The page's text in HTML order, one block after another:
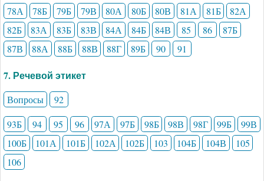
78А 78Б 79Б 79В 80А 80Б 80В 81А 81Б
82А
82Б
83А 83Б 83В 84А 84Б 84В 85 86
87Б
87В
88А 88Б 88В 88Г 89Б 90 91
7. Речевой этикет
Вопросы
92
93Б
94 95 96 97А 97Б 98Б 98В 98Г 99Б
99В
100Б
101А 101Б 102А 102Б 103 104Б 104В
105
106